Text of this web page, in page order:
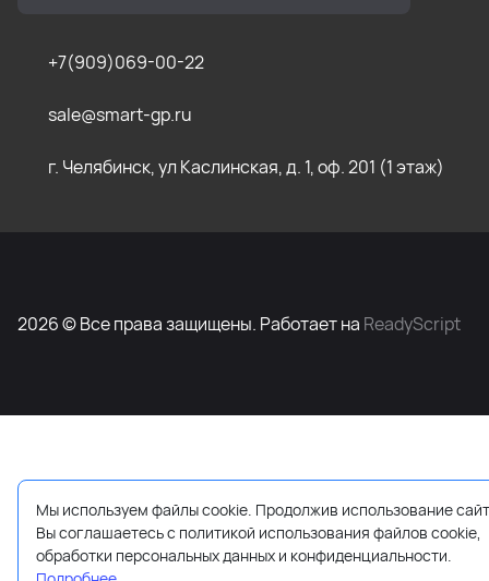
+7(909)069-00-22
sale@smart-gp.ru
г. Челябинск, ул Каслинская, д. 1, оф. 201 (1 этаж)
2026 © Все права защищены. Работает на ReadyScript
Мы используем файлы cookie. Продолжив использование
Вы соглашаетесь с политикой использования файлов cookie,
обработки персональных данных и конфиденциальности.